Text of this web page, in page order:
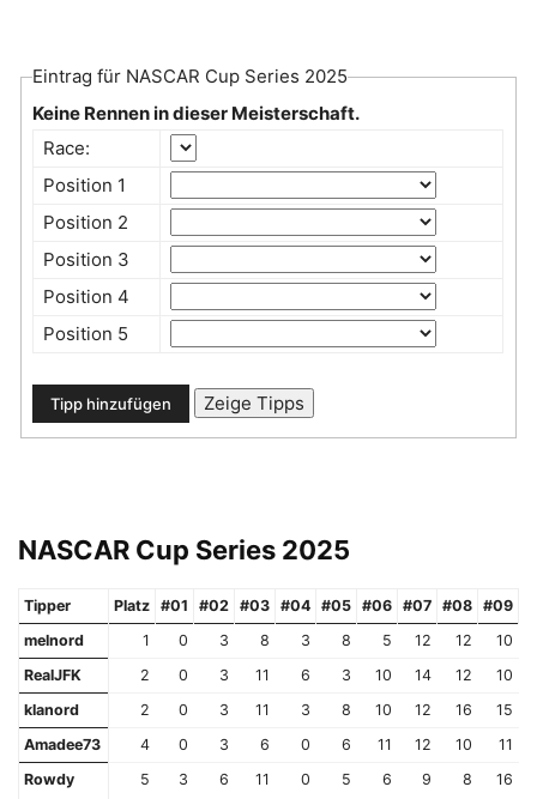
Eintrag für NASCAR Cup Series 2025
Keine Rennen in dieser Meisterschaft.
Race:
Position 1
Position 2
Position 3
Position 4
Position 5
NASCAR Cup Series 2025
Tipper Platz #01 #02 #03 #04 #05 #06 #07 #08 #09
melnord
1 0 3 8 3 8 5 12 12
10
RealJFK
2 0 3 11 6 3 10 14 12
10
klanord
2 0 3 11 3 8 10 12 16
15
Amadee73
4 0 3 6 0 6 11 12 10
11
Rowdy
5 3 6 11 0 5 6 9 8 16